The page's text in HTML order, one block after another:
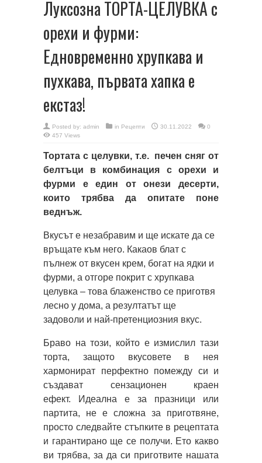
Луксозна ТОРТА-ЦЕЛУВКА с
орехи и фурми:
Едновременно хрупкава и
пухкава, първата хапка е
екстаз!
Posted by: admin in Рецепти 30.11.2022
0
457 Views
Тортата с целувки, т.е. печен сняг от
белтъци в комбинация с орехи и
фурми е един от онези десерти,
които трябва да опитате поне
веднъж.
Вкусът е незабравим и ще искате да се
връщате към него. Какаов блат с
пълнеж от вкусен крем, богат на ядки и
фурми, а отгоре покрит с хрупкава
целувка – това блаженство се приготвя
лесно у дома, а резултатът ще
задоволи и най-претенциозния вкус.
Браво на този, който е измислил тази
торта, защото вкусовете в нея
хармонират перфектно помежду си и
създават сензационен краен
ефект. Идеална е за празници или
партита, не е сложна за приготвяне,
просто следвайте стъпките в рецептата
и гарантирано ще се получи. Ето какво
ви трябва, за да си приготвите нашата